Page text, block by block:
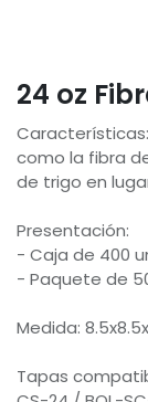
24 oz
como la fibra
de trigo en
Presentación:
- Caja de 400
- Paquete de
Medida:
Tapas